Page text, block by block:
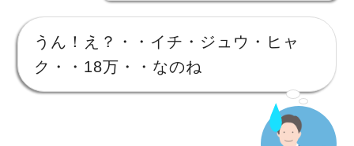
うん！え？・・イチ・ジュウ・ヒャ
ク・・18万・・なのね